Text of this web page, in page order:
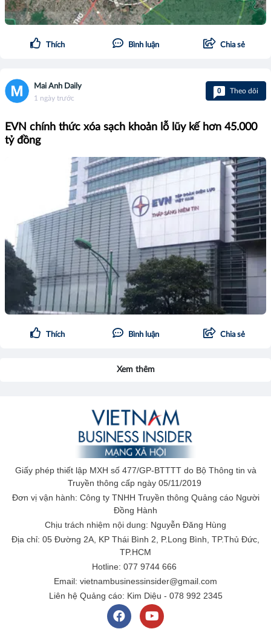
Thích Bình luận Chia sẻ
Mai Anh Daily
1 ngày trước
0 Theo dõi
EVN chính thức xóa sạch khoản lỗ lũy kế hơn 45.000
tỷ đồng
Thích Bình luận Chia sẻ
Xem thêm
Giấy phép thiết lập MXH số 477/GP-BTTTT do Bộ Thông tin và
Truyền thông cấp ngày 05/11/2019
Đơn vị vận hành: Công ty TNHH Truyền thông Quảng cáo Người
Đồng Hành
Chịu trách nhiệm nội dung: Nguyễn Đăng Hùng
Địa chỉ: 05 Đường 2A, KP Thái Bình 2, P.Long Bình, TP.Thủ Đức,
TP.HCM
Hotline: 077 9744 666
Email: vietnambusinessinsider@gmail.com
Liên hệ Quảng cáo: Kim Diệu - 078 992 2345